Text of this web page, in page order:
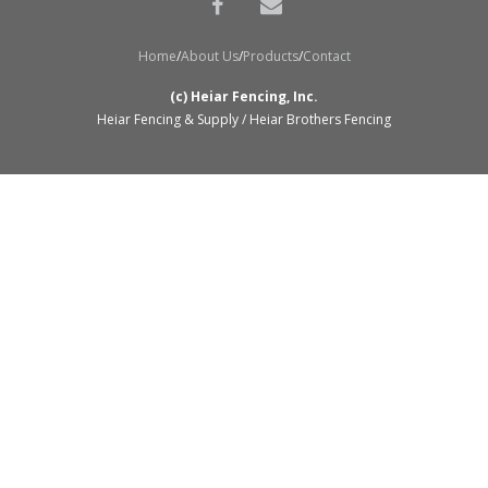
Home About Us Products Contact
(c) Heiar Fencing, Inc.
Heiar Fencing & Supply / Heiar Brothers Fencing